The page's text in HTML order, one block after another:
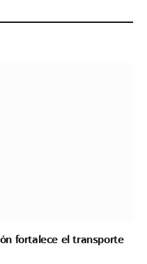
fortalece el transporte